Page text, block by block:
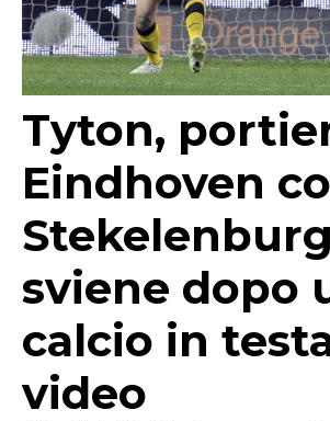
Tyton,
Eindhoven
sviene dopo
calcio in
video